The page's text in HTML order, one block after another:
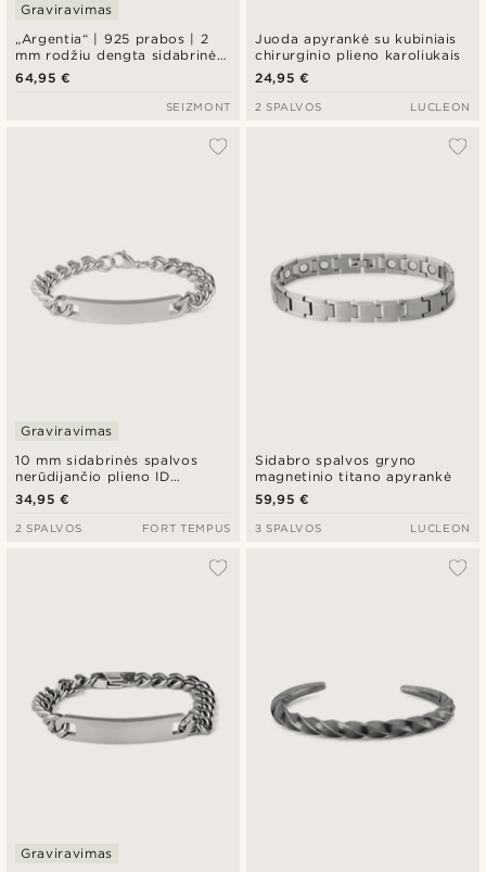
„Argentia“ | 925 prabos | 2
mm rodžiu dengta sidabrinė
„Curb“ apyrankė
Graviravimas
64,95 €
SEIZMONT
Juoda apyrankė su kubiniais
chirurginio plieno karoliukais
24,95 €
2 SPALVOS LUCLEON
10 mm sidabrinės spalvos
nerūdijančio plieno ID
apyrankė
Graviravimas
34,95 €
2 SPALVOS FORT TEMPUS
Sidabro spalvos gryno
magnetinio titano apyrankė
59,95 €
3 SPALVOS LUCLEON
Graviravimas